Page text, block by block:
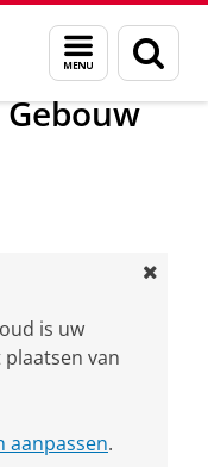
Menu
en
zoeken
u ons
is uw
van
aanpassen.